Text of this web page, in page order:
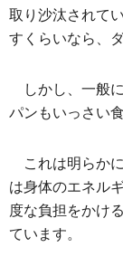
取り沙汰されて
すくらいなら、
しかし、一般
パンもいっさい
これは明らか
は身体のエネル
度な負担をかけ
ています。